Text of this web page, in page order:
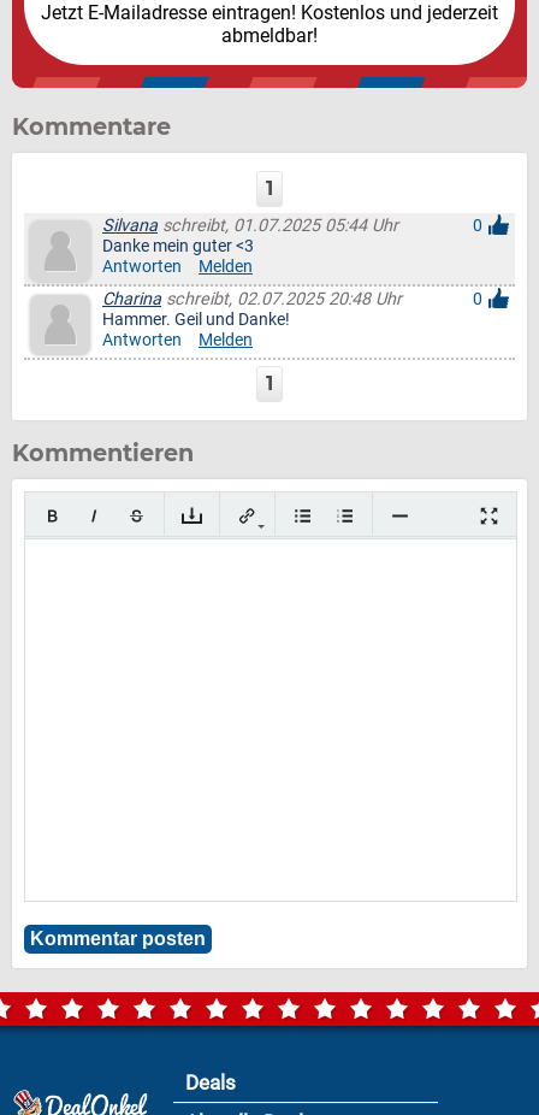
Jetzt E-Mailadresse eintragen! Kostenlos und jederzeit
abmeldbar!
Kommentare
1
Silvana schreibt, 01.07.2025 05:44 Uhr
0
Danke mein guter <3
Antworten
Melden
Charinaschreibt, 02.07.2025 20:48 Uhr
0
Hammer. Geil und Danke!
Antworten
Melden
1
Kommentieren
Deals